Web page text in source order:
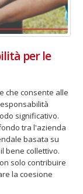
per le
che consente alle
significativo.
tra l'azienda
basata su
bene collettivo.
solo contribuire
la coesione